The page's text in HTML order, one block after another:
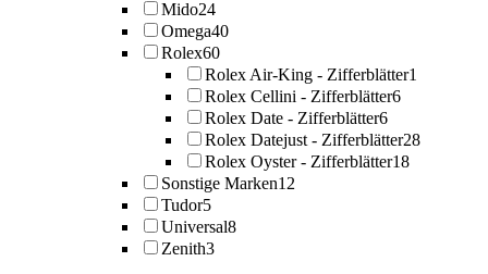
Mido24
Omega40
Rolex60
Rolex Air-King - Zifferblätter1
Rolex Cellini - Zifferblätter6
Rolex Date - Zifferblätter6
Rolex Datejust - Zifferblätter28
Rolex Oyster - Zifferblätter18
Sonstige Marken12
Tudor5
Universal8
Zenith3